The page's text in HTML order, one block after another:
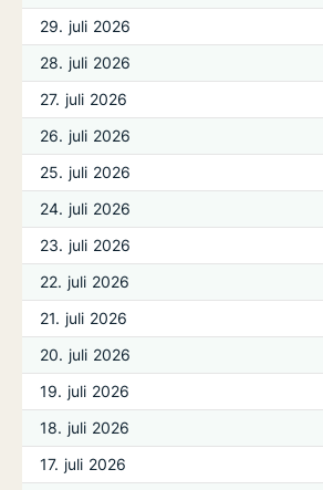
29. juli 2026
28. juli 2026
27. juli 2026
26. juli 2026
25. juli 2026
24. juli 2026
23. juli 2026
22. juli 2026
21. juli 2026
20. juli 2026
19. juli 2026
18. juli 2026
17. juli 2026